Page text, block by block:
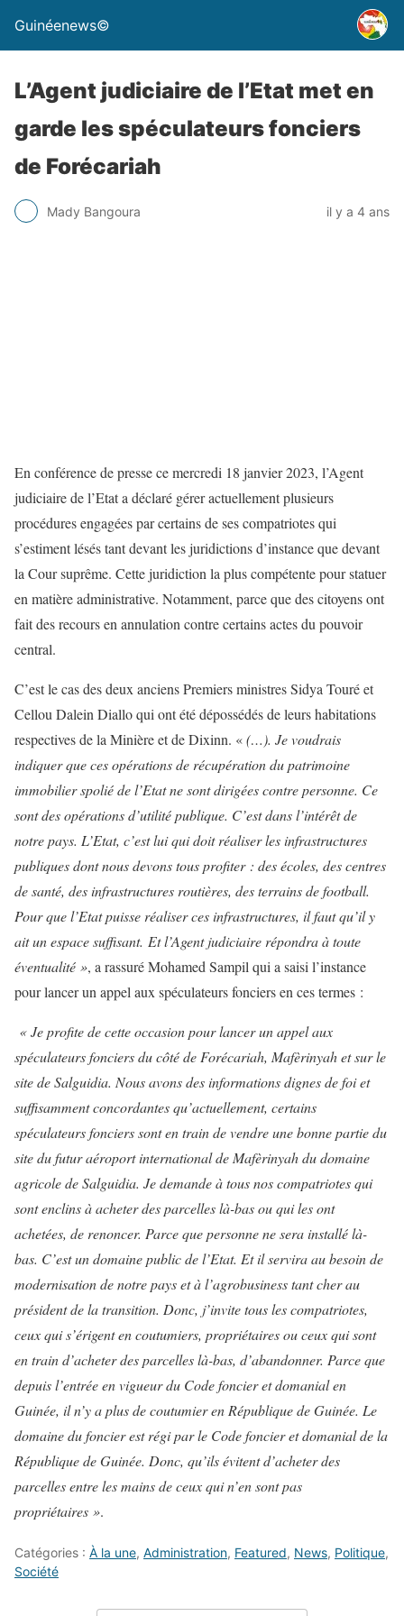
Guinéenews©
L’Agent judiciaire de l’Etat met en
garde les spéculateurs fonciers
de Forécariah
Mady Bangoura il y a 4 ans
En conférence de presse ce mercredi 18 janvier 2023, l’Agent
judiciaire de l’Etat a déclaré gérer actuellement plusieurs
procédures engagées par certains de ses compatriotes qui
s’estiment lésés tant devant les juridictions d’instance que devant
la Cour suprême. Cette juridiction la plus compétente pour statuer
en matière administrative. Notamment, parce que des citoyens ont
fait des recours en annulation contre certains actes du pouvoir
central.
C’est le cas des deux anciens Premiers ministres Sidya Touré et
Cellou Dalein Diallo qui ont été dépossédés de leurs habitations
respectives de la Minière et de Dixinn. «(…). Je voudrais
indiquer que ces opérations de récupération du patrimoine
immobilier spolié de l’Etat ne sont dirigées contre personne. Ce
sont des opérations d’utilité publique. C’est dans l’intérêt de
notre pays. L’Etat, c’est lui qui doit réaliser les infrastructures
publiques dont nous devons tous profiter : des écoles, des centres
de santé, des infrastructures routières, des terrains de football.
Pour que l’Etat puisse réaliser ces infrastructures, il faut qu’il y
ait un espace suffisant. Et l’Agent judiciaire répondra à toute
éventualité », a rassuré Mohamed Sampil qui a saisi l’instance
pour lancer un appel aux spéculateurs fonciers en ces termes :
« Je profite de cette occasion pour lancer un appel aux
spéculateurs fonciers du côté de Forécariah, Mafèrinyah et sur le
site de Salguidia. Nous avons des informations dignes de foi et
suffisamment concordantes qu’actuellement, certains
spéculateurs fonciers sont en train de vendre une bonne partie du
site du futur aéroport international de Mafèrinyah du domaine
agricole de Salguidia. Je demande à tous nos compatriotes qui
sont enclins à acheter des parcelles là-bas ou qui les ont
achetées, de renoncer. Parce que personne ne sera installé là-
bas. C’est un domaine public de l’Etat. Et il servira au besoin de
modernisation de notre pays et à l’agrobusiness tant cher au
président de la transition. Donc, j’invite tous les compatriotes,
ceux qui s’érigent en coutumiers, propriétaires ou ceux qui sont
en train d’acheter des parcelles là-bas, d’abandonner. Parce que
depuis l’entrée en vigueur du Code foncier et domanial en
Guinée, il n’y a plus de coutumier en République de Guinée. Le
domaine du foncier est régi par le Code foncier et domanial de la
République de Guinée. Donc, qu’ils évitent d’acheter des
parcelles entre les mains de ceux qui n’en sont pas
propriétaires ».
Catégories : À la une, Administration, Featured, News, Politique,
Société